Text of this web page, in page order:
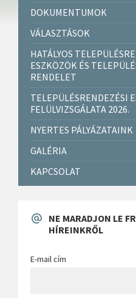
DOKUMENTUMOK
VÁLASZTÁSOK
HATÁLYOS
ESZKÖZÖK ÉS
RENDELET
TELEPÜLÉSRENDEZÉSI
FELÜLVIZSGÁLATA 2026.
NYERTES PÁLYÁZATAINK
GALÉRIA
KAPCSOLAT
NE MARADJON LE
HÍREINKRŐL
E-mail cím